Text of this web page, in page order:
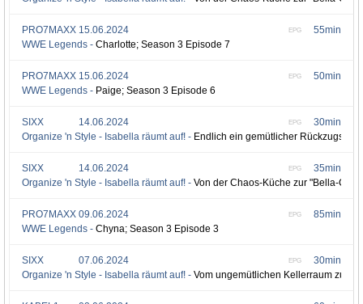
55min
EPG
PRO7MAXX 15.06.2024
WWE Legends - Charlotte; Season 3 Episode 7
50min
EPG
PRO7MAXX 15.06.2024
WWE Legends - Paige; Season 3 Episode 6
30min
EPG
SIXX
14.06.2024
Organize 'n Style - Isabella räumt auf! - Endlich ein gemütlicher Rückzugsort
35min
EPG
SIXX
14.06.2024
Organize 'n Style - Isabella räumt auf! - Von der Chaos-Küche zur "Bella-
85min
EPG
PRO7MAXX 09.06.2024
WWE Legends - Chyna; Season 3 Episode 3
30min
EPG
SIXX
07.06.2024
Organize 'n Style - Isabella räumt auf! - Vom ungemütlichen Kellerraum zum